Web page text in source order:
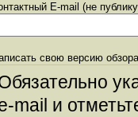
E-mail (не
свою версию
mail и